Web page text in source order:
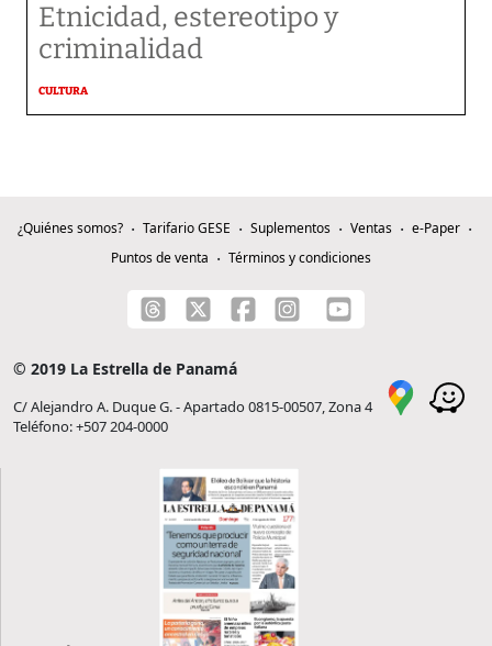
Etnicidad, estereotipo y
criminalidad
CULTURA
¿Quiénes somos? Tarifario GESE Suplementos Ventas
e-Paper
Puntos de venta
Términos y condiciones
© 2019 La Estrella de Panamá
C/ Alejandro A. Duque G. - Apartado 0815-00507, Zona 4
Teléfono: +507 204-0000